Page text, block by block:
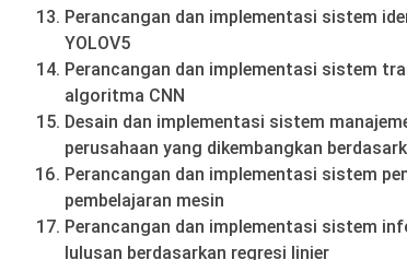
Perancangan dan implementasi sistem
YOLOV5
Perancangan dan implementasi sistem
algoritma CNN
Desain dan implementasi sistem
perusahaan yang dikembangkan
Perancangan dan implementasi sistem
pembelajaran mesin
Perancangan dan implementasi sistem
lulusan berdasarkan regresi linier